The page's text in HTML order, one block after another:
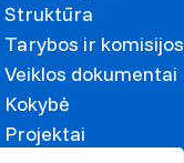
Struktūra
Tarybos ir komisijos
Veiklos dokumentai
Kokybė
Projektai